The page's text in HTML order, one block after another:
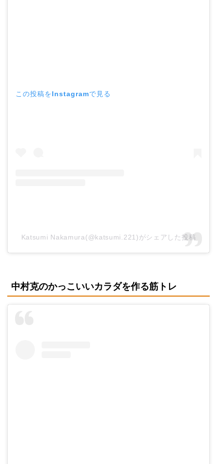
この投稿をInstagramで見る
Katsumi Nakamura(@katsumi.221)がシェアした投稿
中村克のかっこいいカラダを作る筋トレ